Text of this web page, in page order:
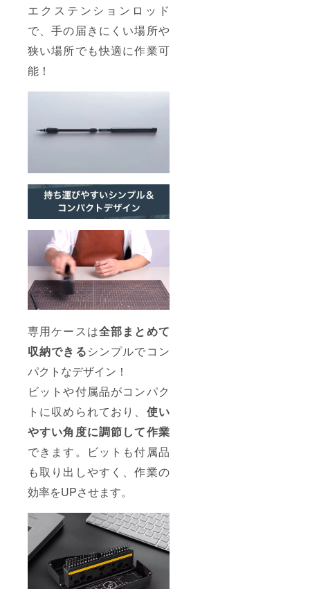
エクステンションロッド
で、手の届きにくい場所や
狭い場所でも快適に作業可
能！
専用ケースは全部まとめて
収納できるシンプルでコン
パクトなデザイン！
ビットや付属品がコンパク
トに収められており、 使い
やすい角度に調節して作業
できます。ビットも付属品
も取り出しやすく、作業の
効率をUPさせます。